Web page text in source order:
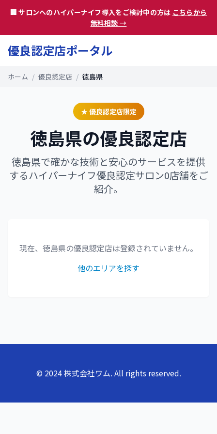
🏢 サロンへのハイパーナイフ導入をご検討中の方は こちらから
無料相談 →
優良認定店ポータル
ホーム / 優良認定店 / 徳島県
★ 優良認定店限定
徳島県の優良認定店
徳島県で確かな技術と安心のサービスを提供
するハイパーナイフ優良認定サロン0店舗をご
紹介。
現在、 徳島県の優良認定店は登録されていません。
他のエリアを探す
© 2024 株式会社ワム. All rights reserved.